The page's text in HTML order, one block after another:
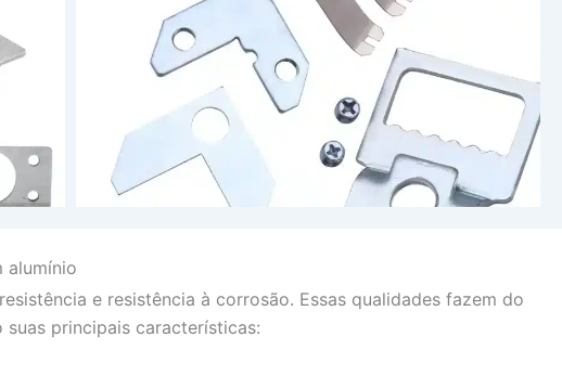
alumínio
e resistência à corrosão. Essas qualidades fazem do
principais características: